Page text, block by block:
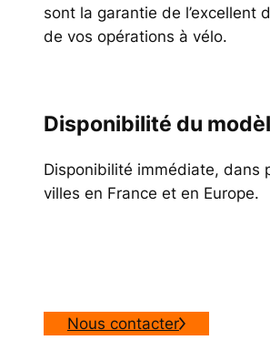
sont la garantie de l’excellent
de vos opérations à vélo.
Disponibilité du
Disponibilité immédiate, dans
villes en France et en Europe.
Nous contacter